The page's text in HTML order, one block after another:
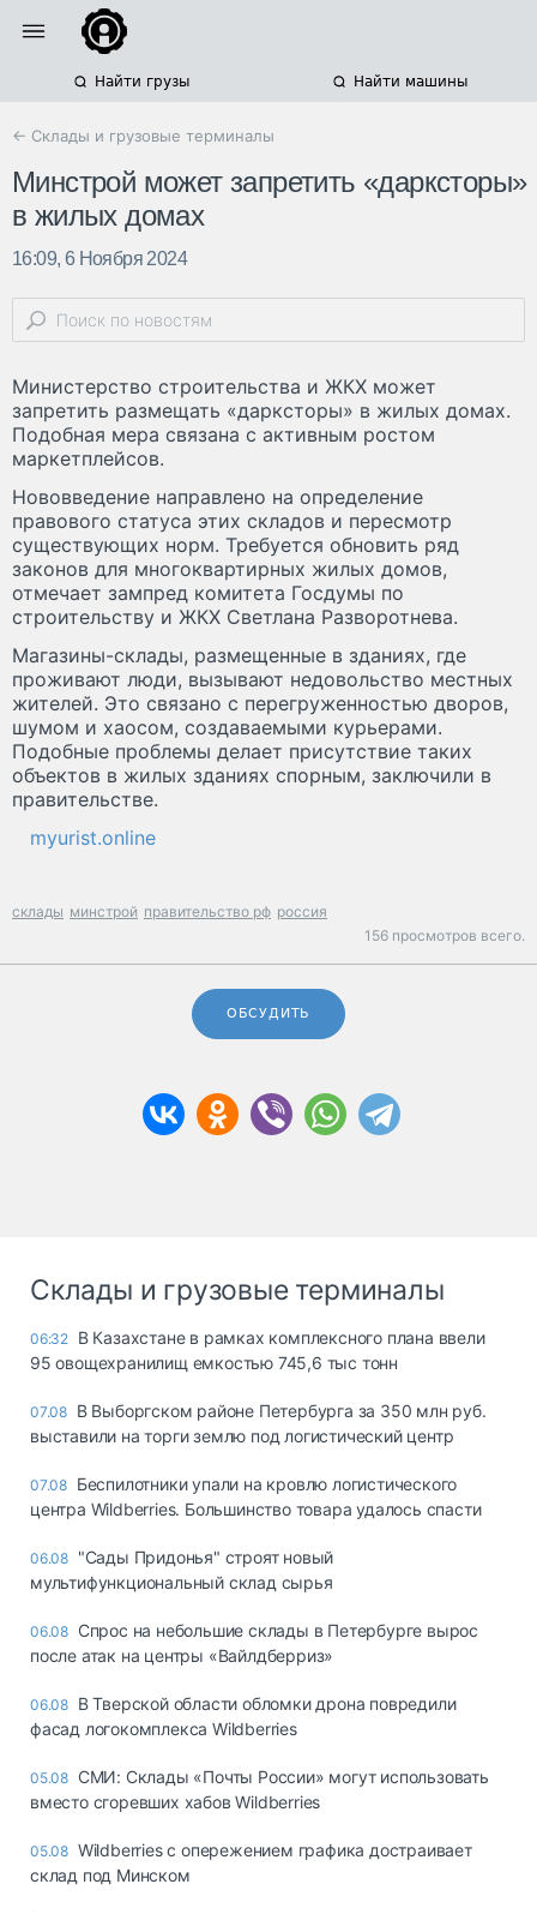
Найти грузы Найти машины
← Склады и грузовые терминалы
Минстрой может запретить «дарксторы»
в жилых домах
16:09, 6 Ноября 2024
Министерство строительства и ЖКХ может
запретить размещать «дарксторы» в жилых домах.
Подобная мера связана с активным ростом
маркетплейсов.
Нововведение направлено на определение
правового статуса этих складов и пересмотр
существующих норм. Требуется обновить ряд
законов для многоквартирных жилых домов,
отмечает зампред комитета Госдумы по
строительству и ЖКХ Светлана Разворотнева.
Магазины-склады, размещенные в зданиях, где
проживают люди, вызывают недовольство местных
жителей. Это связано с перегруженностью дворов,
шумом и хаосом, создаваемыми курьерами.
Подобные проблемы делает присутствие таких
объектов в жилых зданиях спорным, заключили в
правительстве.
myurist.online
склады минстрой правительство рф россия
156 просмотров всего.
ОБСУДИТЬ
Склады и грузовые терминалы
06:32 В Казахстане в рамках комплексного плана ввели
95 овощехранилищ емкостью 745,6 тыс тонн
07.08 В Выборгском районе Петербурга за 350 млн руб.
выставили на торги землю под логистический центр
07.08 Беспилотники упали на кровлю логистического
центра Wildberries. Большинство товара удалось спасти
06.08 "Сады Придонья" строят новый
мультифункциональный склад сырья
06.08 Спрос на небольшие склады в Петербурге вырос
после атак на центры «Вайлдберриз»
06.08 В Тверской области обломки дрона повредили
фасад логокомплекса Wildberries
05.08 СМИ: Склады «Почты России» могут использовать
вместо сгоревших хабов Wildberries
05.08 Wildberries с опережением графика достраивает
склад под Минском